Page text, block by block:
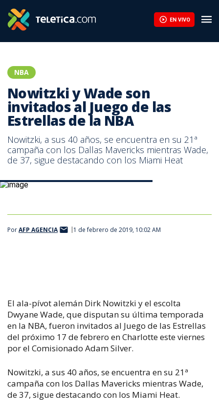
EN VIVO
NBA
Nowitzki y Wade son
invitados al Juego de las
Estrellas de la NBA
Nowitzki, a sus 40 años, se encuentra en su 21ª
campaña con los Dallas Mavericks mientras Wade,
de 37, sigue destacando con los Miami Heat
PorAFP AGENCIA 1 de febrero de 2019, 10:02 AM
El ala-pívot alemán Dirk Nowitzki y el escolta
Dwyane Wade, que disputan su última temporada
en la NBA, fueron invitados al Juego de las Estrellas
del próximo 17 de febrero en Charlotte este viernes
por el Comisionado Adam Silver.
Nowitzki, a sus 40 años, se encuentra en su 21ª
campaña con los Dallas Mavericks mientras Wade,
de 37, sigue destacando con los Miami Heat.